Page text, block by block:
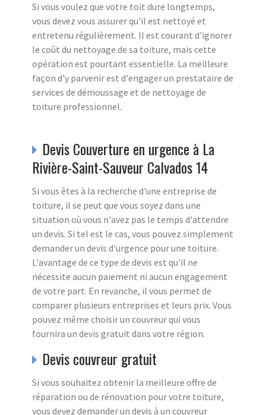
Si vous voulez que votre toit dure longtemps,
vous devez vous assurer qu'il est nettoyé et
entretenu régulièrement. Il est courant d'ignorer
le coût du nettoyage de sa toiture, mais cette
opération est pourtant essentielle. La meilleure
façon d'y parvenir est d'engager un prestataire de
services de démoussage et de nettoyage de
toiture professionnel.
Devis Couverture en urgence à La
Rivière-Saint-Sauveur Calvados 14
Si vous êtes à la recherche d'une entreprise de
toiture, il se peut que vous soyez dans une
situation où vous n'avez pas le temps d'attendre
un devis. Si tel est le cas, vous pouvez simplement
demander un devis d'urgence pour une toiture.
L'avantage de ce type de devis est qu'il ne
nécessite aucun paiement ni aucun engagement
de votre part. En revanche, il vous permet de
comparer plusieurs entreprises et leurs prix. Vous
pouvez même choisir un couvreur qui vous
fournira un devis gratuit dans votre région.
Devis couvreur gratuit
Si vous souhaitez obtenir la meilleure offre de
réparation ou de rénovation pour votre toiture,
vous devez demander un devis à un couvreur